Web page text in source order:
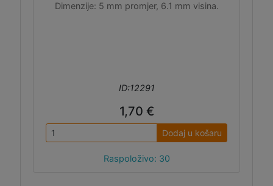
Dimenzije: 5 mm promjer, 6.1 mm visina.
ID:12291
1,70 €
Dodaj u košaru
Raspoloživo: 30